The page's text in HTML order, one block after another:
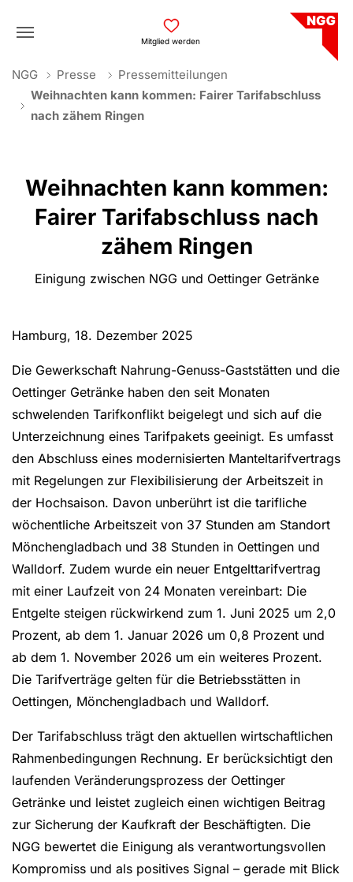
Mitglied werden
You are here:
NGG Presse
Pressemitteilungen
Weihnachten kann kommen: Fairer Tarifabschluss
nach zähem Ringen
Weihnachten kann kommen:
Fairer Tarifabschluss nach
zähem Ringen
Einigung zwischen NGG und Oettinger Getränke
Hamburg, 18. Dezember 2025
Die Gewerkschaft Nahrung-Genuss-Gaststätten und die
Oettinger Getränke haben den seit Monaten
schwelenden Tarifkonflikt beigelegt und sich auf die
Unterzeichnung eines Tarifpakets geeinigt. Es umfasst
den Abschluss eines modernisierten Manteltarifvertrags
mit Regelungen zur Flexibilisierung der Arbeitszeit in
der Hochsaison. Davon unberührt ist die tarifliche
wöchentliche Arbeitszeit von 37 Stunden am Standort
Mönchengladbach und 38 Stunden in Oettingen und
Walldorf. Zudem wurde ein neuer Entgelttarifvertrag
mit einer Laufzeit von 24 Monaten vereinbart: Die
Entgelte steigen rückwirkend zum 1. Juni 2025 um 2,0
Prozent, ab dem 1. Januar 2026 um 0,8 Prozent und
ab dem 1. November 2026 um ein weiteres Prozent.
Die Tarifverträge gelten für die Betriebsstätten in
Oettingen, Mönchengladbach und Walldorf.
Der Tarifabschluss trägt den aktuellen wirtschaftlichen
Rahmenbedingungen Rechnung. Er berücksichtigt den
laufenden Veränderungsprozess der Oettinger
Getränke und leistet zugleich einen wichtigen Beitrag
zur Sicherung der Kaufkraft der Beschäftigten. Die
NGG bewertet die Einigung als verantwortungsvollen
Kompromiss und als positives Signal – gerade mit Blick